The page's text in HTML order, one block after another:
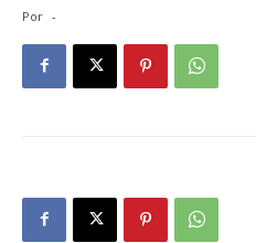
Por -